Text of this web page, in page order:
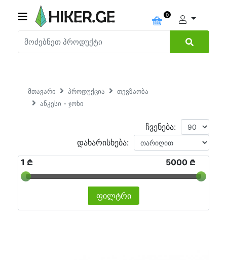
0
მთავარი პროდუქცია
თევზაობა
ანკესი - ჯოხი
ჩვენება:
დახარისხება:
1 ₾
5000 ₾